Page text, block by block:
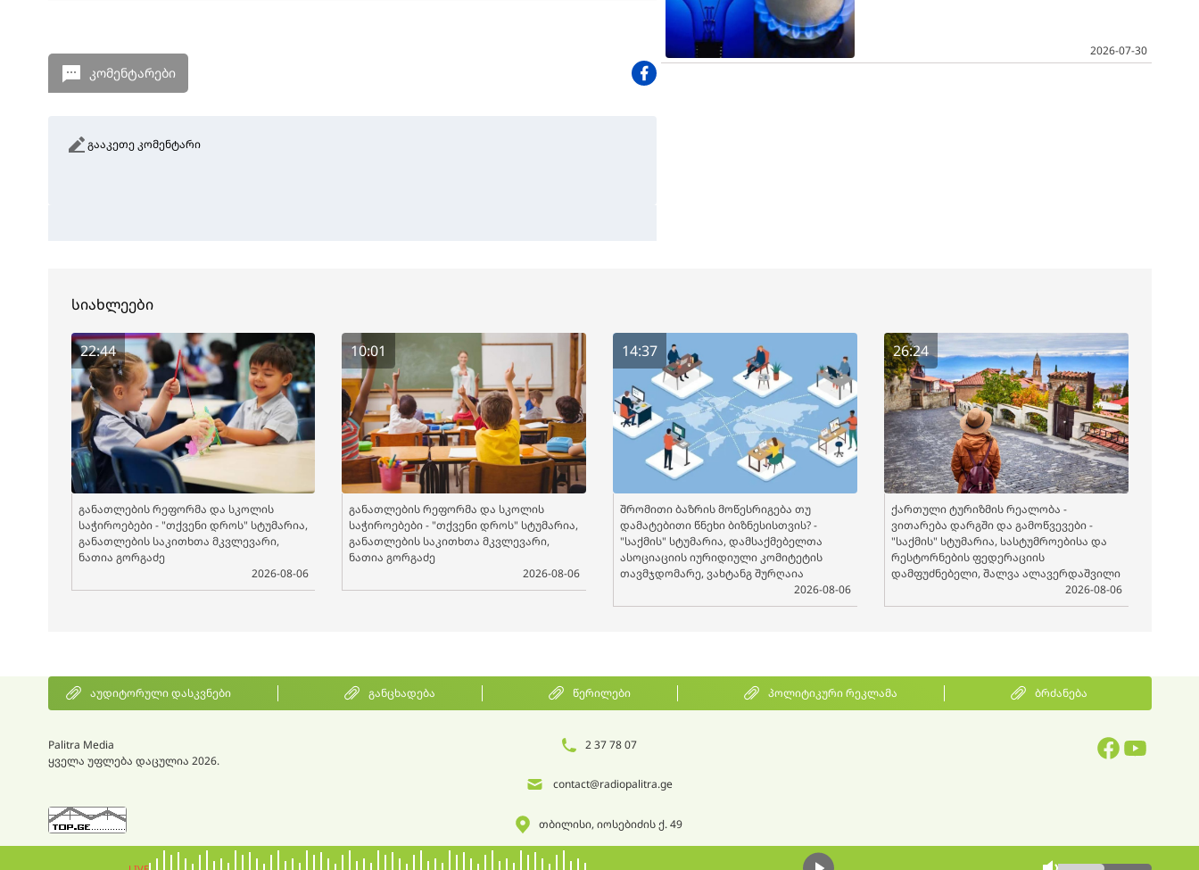
კომენტარები
გააკეთე კომენტარი
2026-07-30
სიახლეები
22:44
განათლების რეფორმა და სკოლის
საჭიროებები - "თქვენი დროს" სტუმარია,
განათლების საკითხთა მკვლევარი,
ნათია გორგაძე
2026-08-06
10:01
განათლების რეფორმა და სკოლის
საჭიროებები - "თქვენი დროს" სტუმარია,
განათლების საკითხთა მკვლევარი,
ნათია გორგაძე
2026-08-06
14:37
შრომითი ბაზრის მოწესრიგება თუ
დამატებითი წნეხი ბიზნესისთვის? -
"საქმის" სტუმარია, დამსაქმებელთა
ასოციაციის იურიდიული კომიტეტის
თავმჯდომარე, ვახტანგ შურღაია
2026-08-06
26:24
ქართული ტურიზმის რეალობა -
ვითარება დარგში და გამოწვევები -
"საქმის" სტუმარია, სასტუმროებისა და
რესტორნების ფედერაციის
დამფუძნებელი, შალვა ალავერდაშვილი
2026-08-06
აუდიტორული დასკვნები განცხადება წერილები პოლიტიკური რეკლამა ბრძანება
Palitra Media
ყველა უფლება დაცულია 2026.
2 37 78 07
contact@radiopalitra.ge
თბილისი, იოსებიძის ქ. 49